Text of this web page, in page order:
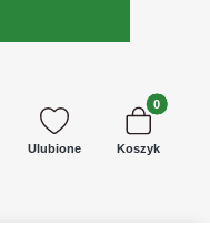
Ulubione
Produkty w
Koszyk